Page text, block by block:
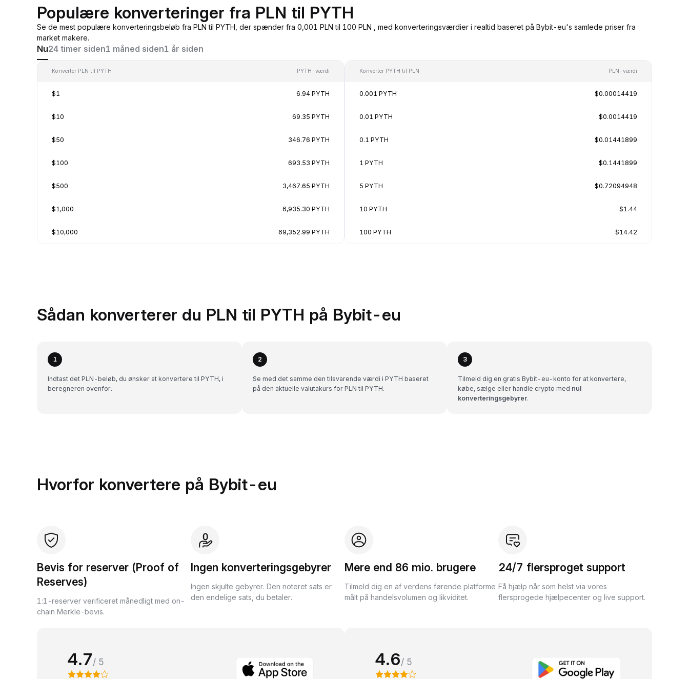
Populære konverteringer fra PLN til PYTH
Se de mest populære konverteringsbeløb fra PLN til PYTH, der spænder fra 0,001 PLN til 100 PLN , med konverteringsværdier i realtid baseret på Bybit-eu's samlede priser fra
market makere.
Nu24 timer siden1 måned siden1 år siden
Konverter PLN til PYTH PYTH-værdi
$1 6.94 PYTH
$10 69.35 PYTH
$50 346.76 PYTH
$100 693.53 PYTH
$500 3,467.65 PYTH
$1,000 6,935.30 PYTH
$10,000 69,352.99 PYTH
Konverter PYTH til PLN PLN-værdi
0.001 PYTH $0.00014419
0.01 PYTH $0.0014419
0.1 PYTH $0.01441899
1 PYTH $0.1441899
5 PYTH $0.72094948
10 PYTH $1.44
100 PYTH $14.42
Sådan konverterer du PLN til PYTH på Bybit-eu
1
Indtast det PLN-beløb, du ønsker at konvertere til PYTH, i
beregneren ovenfor.
2
Se med det samme den tilsvarende værdi i PYTH baseret
på den aktuelle valutakurs for PLN til PYTH.
3
Tilmeld dig en gratis Bybit-eu-konto for at konvertere,
købe, sælge eller handle crypto med nul
konverteringsgebyrer.
Hvorfor konvertere på Bybit-eu
Bevis for reserver (Proof of
Reserves)
1:1-reserver verificeret månedligt med on-
chain Merkle-bevis.
Ingen konverteringsgebyrer
Ingen skjulte gebyrer. Den noteret sats er
den endelige sats, du betaler.
Mere end 86 mio. brugere
Tilmeld dig en af verdens førende platforme
målt på handelsvolumen og likviditet.
24/7 flersproget support
Få hjælp når som helst via vores
flersprogede hjælpecenter og live support.
4.7/ 5 4.6/ 5